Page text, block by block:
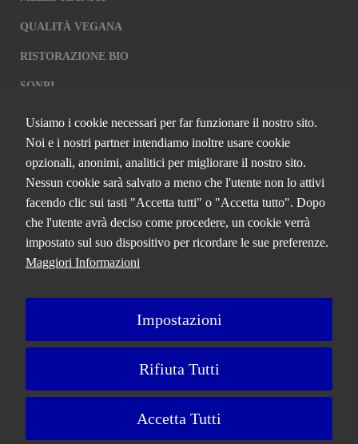
QUALITÀ VEGANA
RISTORAZIONE BIO
SQNPI
QCERTIFICAZIONI S.R.L. A SOCIO
UNICO
Via Paolo Frajese, 37 – 53100 Siena
tel. +39 0577 327234 - fax +39 0577 329907 -
Capitale Sociale € 90.000,00 i.v.
Iscrizione Registro delle imprese di Siena n. 01273640522, REA n.
A Bureau Veritas Company
Privacy Policy Cookie Policy Ricorsi e Reclami Note Legali
Portale GDPR
Usiamo i cookie necessari per far funzionare il nostro sito.
Noi e i nostri partner intendiamo inoltre usare cookie
opzionali, anonimi, analitici per migliorare il nostro sito.
Nessun cookie sarà salvato a meno che l'utente non lo attivi
facendo clic sui tasti "Accetta tutti" o "Accetta tutto". Dopo
che l'utente avrà deciso come procedere, un cookie verrà
impostato sul suo dispositivo per ricordare le sue preferenze.
Maggiori Informazioni
Impostazioni
Rifiuta Tutti
Accetta Tutti